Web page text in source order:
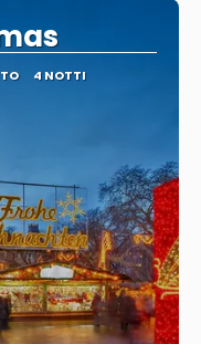
4 NOTTI